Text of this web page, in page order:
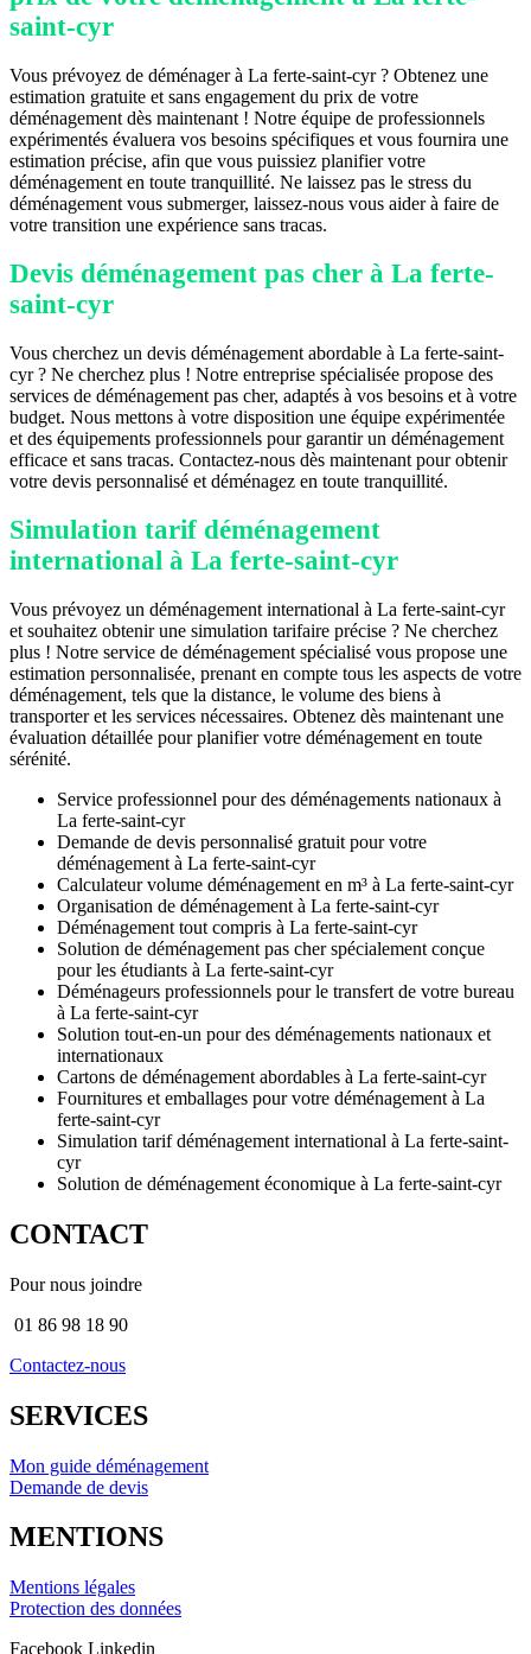
saint-cyr
Vous prévoyez de déménager à La ferte-saint-cyr ? Obtenez une
estimation gratuite et sans engagement du prix de votre
déménagement dès maintenant ! Notre équipe de professionnels
expérimentés évaluera vos besoins spécifiques et vous fournira une
estimation précise, afin que vous puissiez planifier votre
déménagement en toute tranquillité. Ne laissez pas le stress du
déménagement vous submerger, laissez-nous vous aider à faire de
votre transition une expérience sans tracas.
Devis déménagement pas cher à La ferte-
saint-cyr
Vous cherchez un devis déménagement abordable à La ferte-saint-
cyr ? Ne cherchez plus ! Notre entreprise spécialisée propose des
services de déménagement pas cher, adaptés à vos besoins et à votre
budget. Nous mettons à votre disposition une équipe expérimentée
et des équipements professionnels pour garantir un déménagement
efficace et sans tracas. Contactez-nous dès maintenant pour obtenir
votre devis personnalisé et déménagez en toute tranquillité.
Simulation tarif déménagement
international à La ferte-saint-cyr
Vous prévoyez un déménagement international à La ferte-saint-cyr
et souhaitez obtenir une simulation tarifaire précise ? Ne cherchez
plus ! Notre service de déménagement spécialisé vous propose une
estimation personnalisée, prenant en compte tous les aspects de votre
déménagement, tels que la distance, le volume des biens à
transporter et les services nécessaires. Obtenez dès maintenant une
évaluation détaillée pour planifier votre déménagement en toute
sérénité.
Service professionnel pour des déménagements nationaux à
La ferte-saint-cyr
Demande de devis personnalisé gratuit pour votre
déménagement à La ferte-saint-cyr
Calculateur volume déménagement en m³ à La ferte-saint-cyr
Organisation de déménagement à La ferte-saint-cyr
Déménagement tout compris à La ferte-saint-cyr
Solution de déménagement pas cher spécialement conçue
pour les étudiants à La ferte-saint-cyr
Déménageurs professionnels pour le transfert de votre bureau
à La ferte-saint-cyr
Solution tout-en-un pour des déménagements nationaux et
internationaux
Cartons de déménagement abordables à La ferte-saint-cyr
Fournitures et emballages pour votre déménagement à La
ferte-saint-cyr
Simulation tarif déménagement international à La ferte-saint-
cyr
Solution de déménagement économique à La ferte-saint-cyr
CONTACT
Pour nous joindre
01 86 98 18 90
Contactez-nous
SERVICES
Mon guide déménagement
Demande de devis
MENTIONS
Mentions légales
Protection des données
Facebook Linkedin